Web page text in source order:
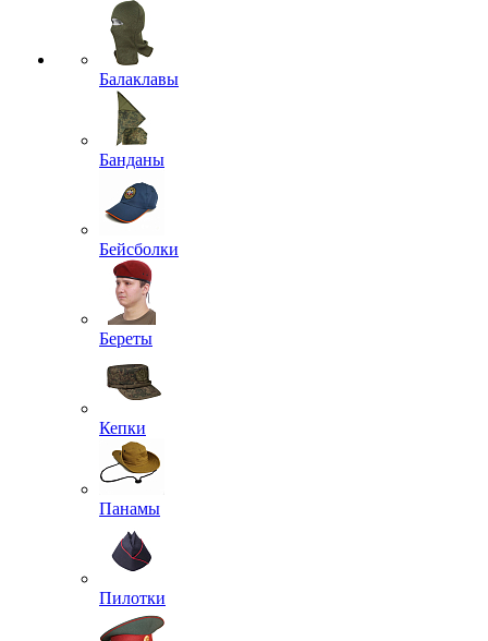
Балаклавы
Банданы
Бейсболки
Береты
Кепки
Панамы
Пилотки